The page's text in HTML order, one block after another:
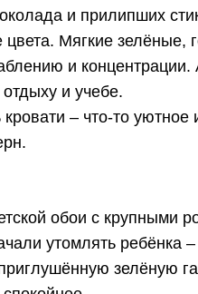
и прилипших
цвета. Мягкие
и
и учебе.
– что-то уютное
обои с крупными
утомлять ребёнка
зелёную